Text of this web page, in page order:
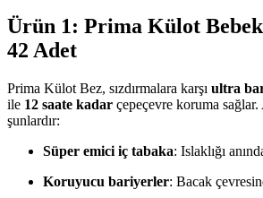
Ürün 1: Prima Külot Bebek
42 Adet
Prima Külot Bez, sızdırmalara karşı ultra
ile 12 saate kadar çepeçevre koruma
şunlardır:
Süper emici iç tabaka: Islaklığı
Koruyucu bariyerler: Bacak